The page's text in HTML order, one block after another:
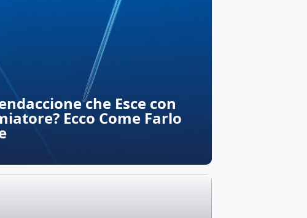
che Esce con
Ecco Come Farlo